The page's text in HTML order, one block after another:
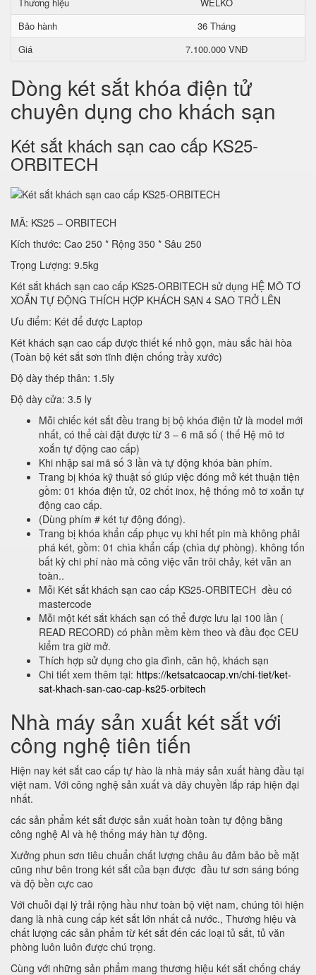
Bảo hành
36 Tháng
Giá
7.100.000 VNĐ
Dòng két sắt khóa điện tử
chuyên dụng cho khách sạn
Két sắt khách sạn cao cấp KS25-
ORBITECH
MÃ: KS25 – ORBITECH
Kích thước: Cao 250 * Rộng 350 * Sâu 250
Trọng Lượng: 9.5kg
Két sắt khách sạn cao cấp KS25-ORBITECH sử dụng HỆ MÔ TƠ
XOẮN TỰ ĐỘNG THÍCH HỢP KHÁCH SẠN 4 SAO TRỞ LÊN
Ưu điểm: Két để được Laptop
Két khách sạn cao cấp được thiết kế nhỏ gọn, màu sắc hài hòa
(Toàn bộ két sắt sơn tĩnh điện chống trầy xước)
Độ dày thép thân: 1.5ly
Độ dày cửa: 3.5 ly
Mỗi chiếc két sắt đều trang bị bộ khóa điện tử là model mới
nhất, có thể cài đặt được từ 3 – 6 mã số ( thế Hệ mô tơ
xoắn tự động cao cấp)
Khi nhập sai mã số 3 lần và tự động khóa bàn phím.
Trang bị khóa kỹ thuật số giúp việc đóng mở két thuận tiện
gồm: 01 khóa điện tử, 02 chốt inox, hệ thống mô tơ xoắn tự
động cao cấp.
(Dùng phím # két tự động đóng).
Trang bị khóa khẩn cấp phục vụ khi hết pin mà không phải
phá két, gồm: 01 chìa khẩn cấp (chìa dự phòng). không tốn
bất kỳ chi phí nào mà công việc vẫn trôi chảy, két vẫn an
toàn..
Mỗi Két sắt khách sạn cao cấp KS25-ORBITECH đều có
mastercode
Mỗi một két sắt khách sạn có thể được lưu lại 100 lần (
READ RECORD) có phần mềm kèm theo và đầu đọc CEU
kiểm tra giờ mở.
Thích hợp sử dụng cho gia đình, căn hộ, khách sạn
Chi tiết xem thêm tại: https://ketsatcaocap.vn/chi-tiet/ket-
sat-khach-san-cao-cap-ks25-orbitech
Nhà máy sản xuất két sắt với
công nghệ tiên tiến
Hiện nay két sắt cao cấp tự hào là nhà máy sản xuất hàng đầu tại
việt nam. Với công nghệ sản xuất và dây chuyền lắp ráp hiện đại
nhất.
các sản phẩm két sắt được sản xuất hoàn toàn tự động bằng
công nghệ AI và hệ thống máy hàn tự động.
Xưởng phun sơn tiêu chuẩn chất lượng châu âu đảm bảo bề mặt
cũng như bên trong két sắt của bạn được đầu tư sơn sáng bóng
và độ bền cực cao
Với chuỗi đại lý trải rộng hầu như toàn bộ việt nam, chúng tôi hiện
đang là nhà cung cấp két sắt lớn nhất cả nước., Thương hiệu và
chất lượng các sản phẩm từ két sắt đến các loại tủ sắt, tủ văn
phòng luôn luôn được chú trọng.
Cùng với những sản phẩm mang thương hiệu két sắt chống cháy